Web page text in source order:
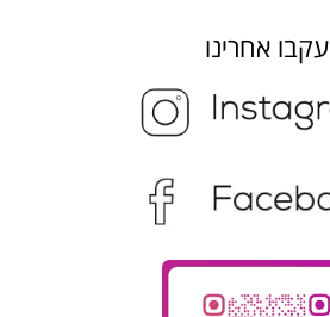
עקבו אחרינו